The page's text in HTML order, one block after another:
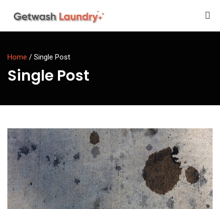
Home / Single Post
Single Post